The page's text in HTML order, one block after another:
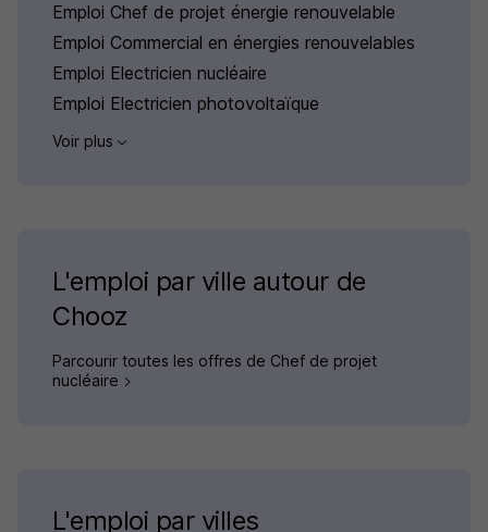
Emploi Chef de projet énergie renouvelable
Emploi Commercial en énergies renouvelables
Emploi Electricien nucléaire
Emploi Electricien photovoltaïque
Voir plus
L'emploi par ville autour de
Chooz
Parcourir toutes les offres de Chef de projet
nucléaire
L'emploi par villes